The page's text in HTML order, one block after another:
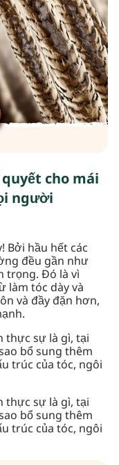
cho mái
người
Bởi hầu hết các
đều gần như
trọng. Đó là vì
làm tóc dày và
và đầy đặn hơn,
thực sự là gì, tại
bổ sung thêm
trúc của tóc, ngôi
thực sự là gì, tại
bổ sung thêm
trúc của tóc, ngôi